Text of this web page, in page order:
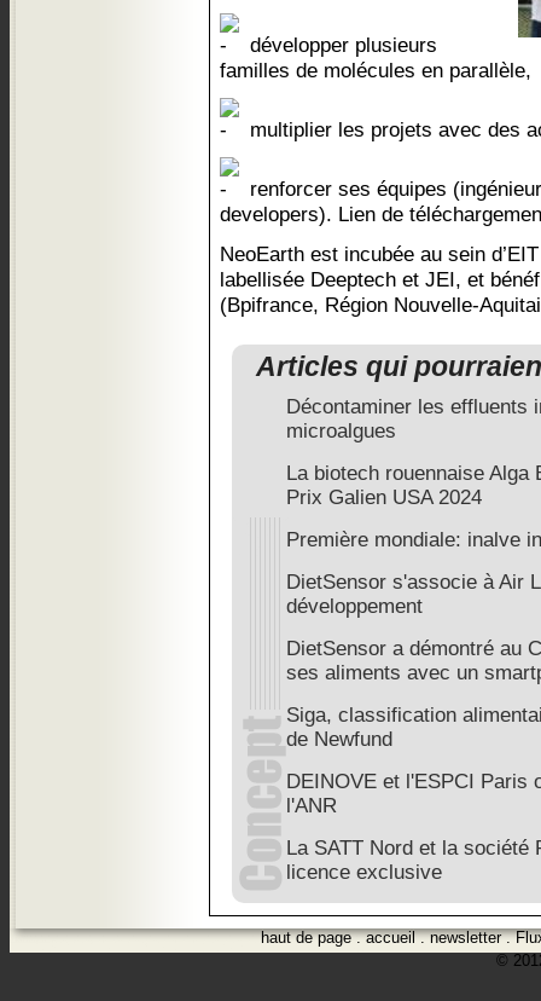
développer plusieurs
familles de molécules en parallèle,
multiplier les projets avec des
renforcer ses équipes
developers). Lien de
NeoEarth est incubée au sein
labellisée Deeptech et JEI, et
(Bpifrance, Région Nouvelle-
Articles qui
Décontaminer les effluents
microalgues
La biotech rouennaise Alga
Prix Galien USA 2024
Première mondiale: inalve
DietSensor s'associe à Air
développement
DietSensor a démontré au
ses aliments avec un
Siga, classification
de Newfund
DEINOVE et l'ESPCI Paris
l'ANR
La SATT Nord et la société
licence exclusive
haut de page.accueil.newsletter.
©